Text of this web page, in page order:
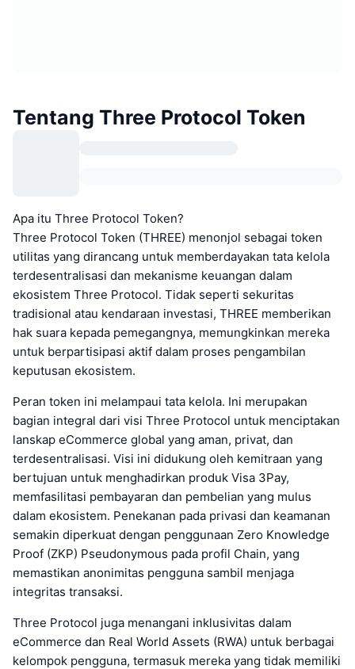
Tentang Three Protocol Token
Apa itu Three Protocol Token?
Three Protocol Token (THREE) menonjol sebagai token
utilitas yang dirancang untuk memberdayakan tata kelola
terdesentralisasi dan mekanisme keuangan dalam
ekosistem Three Protocol. Tidak seperti sekuritas
tradisional atau kendaraan investasi, THREE memberikan
hak suara kepada pemegangnya, memungkinkan mereka
untuk berpartisipasi aktif dalam proses pengambilan
keputusan ekosistem.
Peran token ini melampaui tata kelola. Ini merupakan
bagian integral dari visi Three Protocol untuk menciptakan
lanskap eCommerce global yang aman, privat, dan
terdesentralisasi. Visi ini didukung oleh kemitraan yang
bertujuan untuk menghadirkan produk Visa 3Pay,
memfasilitasi pembayaran dan pembelian yang mulus
dalam ekosistem. Penekanan pada privasi dan keamanan
semakin diperkuat dengan penggunaan Zero Knowledge
Proof (ZKP) Pseudonymous pada profil Chain, yang
memastikan anonimitas pengguna sambil menjaga
integritas transaksi.
Three Protocol juga menangani inklusivitas dalam
eCommerce dan Real World Assets (RWA) untuk berbagai
kelompok pengguna, termasuk mereka yang tidak memiliki